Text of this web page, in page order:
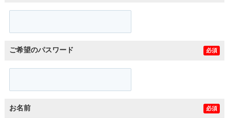
ご希望のパスワード 必須
お名前 必須